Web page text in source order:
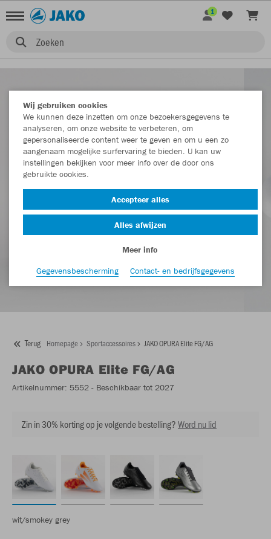
Zoeken
1
Terug Homepage Sportaccessoires JAKO OPURA Elite FG/AG
JAKO OPURA Elite FG/AG
Artikelnummer: 5552 - Beschikbaar tot 2027
Zin in 30% korting op je volgende bestelling?Word nu lid
wit/smokey grey
Wij gebruiken cookies
We kunnen deze inzetten om onze bezoekersgegevens te
analyseren, om onze website te verbeteren, om
gepersonaliseerde content weer te geven en om u een zo
aangenaam mogelijke surfervaring te bieden. U kan uw
instellingen bekijken voor meer info over de door ons
gebruikte cookies.
Accepteer alles
Alles afwijzen
Meer info
Gegevensbescherming
Contact- en bedrijfsgegevens